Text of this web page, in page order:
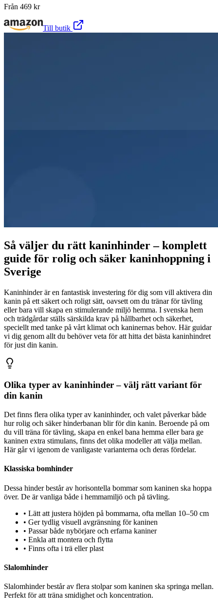
Från 469 kr
Till butik
Så väljer du rätt kaninhinder – komplett
guide för rolig och säker kaninhoppning i
Sverige
Kaninhinder är en fantastisk investering för dig som vill aktivera din
kanin på ett säkert och roligt sätt, oavsett om du tränar för tävling
eller bara vill skapa en stimulerande miljö hemma. I svenska hem
och trädgårdar ställs särskilda krav på hållbarhet och säkerhet,
speciellt med tanke på vårt klimat och kaninernas behov. Här guidar
vi dig genom allt du behöver veta för att hitta det bästa kaninhindret
för just din kanin.
Olika typer av kaninhinder – välj rätt variant för
din kanin
Det finns flera olika typer av kaninhinder, och valet påverkar både
hur rolig och säker hinderbanan blir för din kanin. Beroende på om
du vill träna för tävling, skapa en enkel bana hemma eller bara ge
kaninen extra stimulans, finns det olika modeller att välja mellan.
Här går vi igenom de vanligaste varianterna och deras fördelar.
Klassiska bomhinder
Dessa hinder består av horisontella bommar som kaninen ska hoppa
över. De är vanliga både i hemmamiljö och på tävling.
• Lätt att justera höjden på bommarna, ofta mellan 10–50 cm
• Ger tydlig visuell avgränsning för kaninen
• Passar både nybörjare och erfarna kaniner
• Enkla att montera och flytta
• Finns ofta i trä eller plast
Slalomhinder
Slalomhinder består av flera stolpar som kaninen ska springa mellan.
Perfekt för att träna smidighet och koncentration.